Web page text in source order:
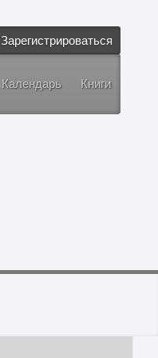
Зарегистрироваться
Календарь Книги